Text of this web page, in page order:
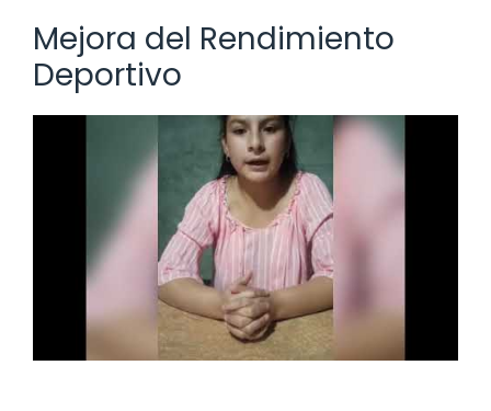
Mejora del Rendimiento
Deportivo